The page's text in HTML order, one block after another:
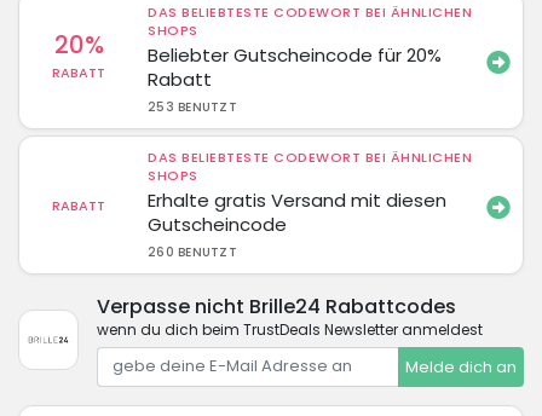
20%
RABATT
DAS BELIEBTESTE CODEWORT BEI ÄHNLICHEN
SHOPS
Beliebter Gutscheincode für 20%
Rabatt
253 BENUTZT
RABATT
DAS BELIEBTESTE CODEWORT BEI ÄHNLICHEN
SHOPS
Erhalte gratis Versand mit diesen
Gutscheincode
260 BENUTZT
Verpasse nicht Brille24 Rabattcodes
wenn du dich beim TrustDeals Newsletter anmeldest
Melde dich an